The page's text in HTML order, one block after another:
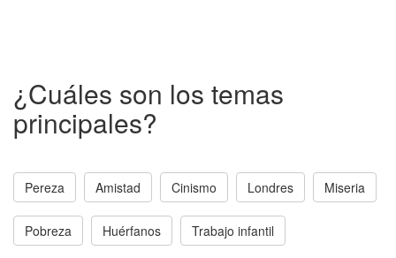
¿Cuáles son los temas
principales?
Pereza Amistad Cinismo Londres Miseria
Pobreza Huérfanos Trabajo infantil